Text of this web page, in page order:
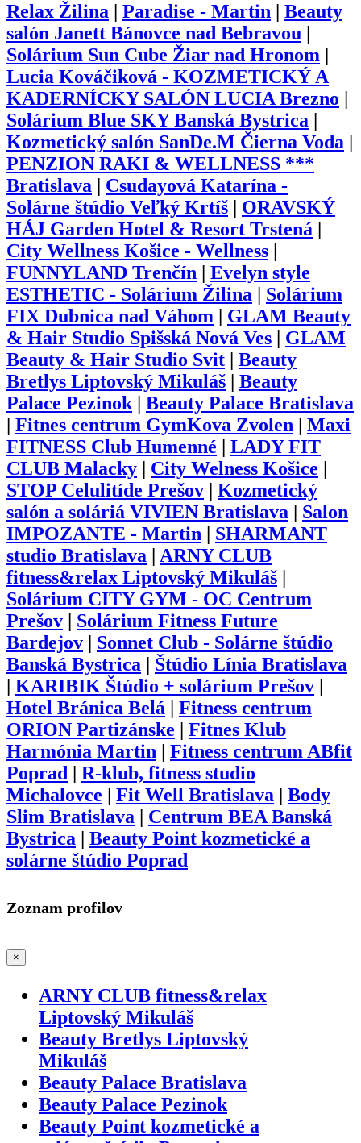
Relax Žilina Paradise - Martin
Beauty
salón Janett Bánovce nad Bebravou
Solárium Sun Cube Žiar nad Hronom
Lucia Kováčiková - KOZMETICKÝ A
KADERNÍCKY SALÓN LUCIA Brezno
Solárium Blue SKY Banská Bystrica
Kozmetický salón SanDe.M Čierna Voda
PENZION RAKI & WELLNESS ***
Bratislava
Csudayová Katarína -
Solárne štúdio Veľký Krtíš
ORAVSKÝ
HÁJ Garden Hotel & Resort Trstená
City Wellness Košice - Wellness
FUNNYLAND Trenčín
Evelyn style
ESTHETIC - Solárium Žilina
Solárium
FIX Dubnica nad Váhom
GLAM Beauty
& Hair Studio Spišská Nová Ves
GLAM
Beauty & Hair Studio Svit
Beauty
Bretlys Liptovský Mikuláš
Beauty
Palace Pezinok| Beauty Palace Bratislava
Fitnes centrum GymKova Zvolen
Maxi
FITNESS Club Humenné
LADY FIT
CLUB Malacky
City Welness Košice
STOP Celulitíde Prešov
Kozmetický
salón a soláriá VIVIEN Bratislava
Salon
IMPOZANTE - Martin
SHARMANT
studio Bratislava
ARNY CLUB
fitness&relax Liptovský Mikuláš
Solárium CITY GYM - OC Centrum
Prešov
Solárium Fitness Future
Bardejov
Sonnet Club - Solárne štúdio
Banská Bystrica
Štúdio Línia Bratislava
KARIBIK Štúdio + solárium Prešov
Hotel Bránica Belá
Fitness centrum
ORION Partizánske
Fitnes Klub
Harmónia Martin
Fitness centrum ABfit
Poprad
R-klub, fitness studio
Michalovce
Fit Well Bratislava
Body
Slim Bratislava
Centrum BEA Banská
Bystrica
Beauty Point kozmetické a
solárne štúdio Poprad
Zoznam profilov
×
ARNY CLUB fitness&relax
Liptovský Mikuláš
Beauty Bretlys Liptovský
Mikuláš
Beauty Palace Bratislava
Beauty Palace Pezinok
Beauty Point kozmetické a